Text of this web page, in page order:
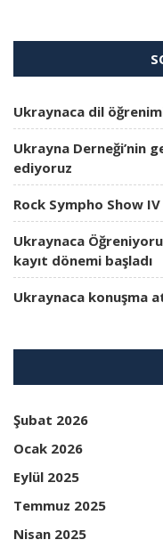
Ukraynaca dil
Ukrayna Derneği’nin
ediyoruz
Rock Sympho Show IV
Ukraynaca
kayıt dönemi başladı
Ukraynaca konuşma
Şubat 2026
Ocak 2026
Eylül 2025
Temmuz 2025
Nisan 2025